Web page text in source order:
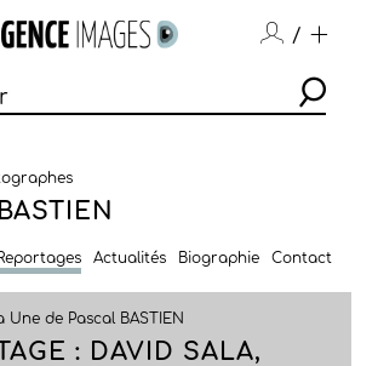
/
Reportages Actualités Biographie Contact
Une de Pascal BASTIEN
: DAVID SALA,